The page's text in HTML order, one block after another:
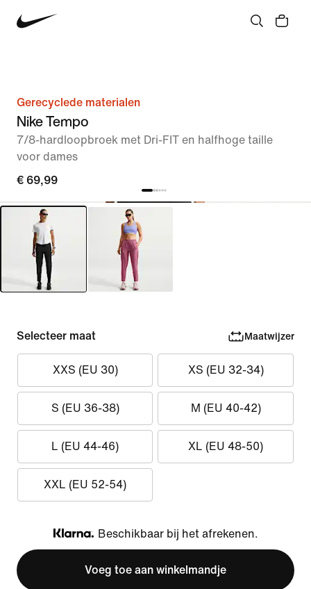
Gerecyclede materialen
Nike Tempo
7/8-hardloopbroek met Dri-FIT en halfhoge taille
voor dames
€ 69,99
Selecteer maat Maatwijzer
XXS (EU 30) XS (EU 32-34)
S (EU 36-38) M (EU 40-42)
L (EU 44-46) XL (EU 48-50)
XXL (EU 52-54)
Klarna
Beschikbaar bij het afrekenen.
Voeg toe aan winkelmandje